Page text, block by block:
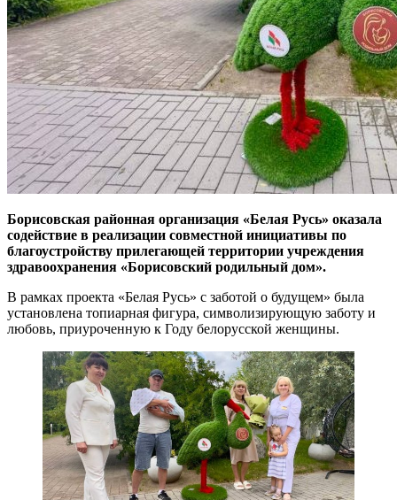
Борисовская районная организация «Белая Русь» оказала
содействие в реализации совместной инициативы по
благоустройству прилегающей территории учреждения
здравоохранения «Борисовский родильный дом».
В рамках проекта «Белая Русь» с заботой о будущем» была
установлена топиарная фигура, символизирующую заботу и
любовь, приуроченную к Году белорусской женщины.